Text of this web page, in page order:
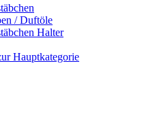
/ Duftöle
Halter
Hauptkategorie